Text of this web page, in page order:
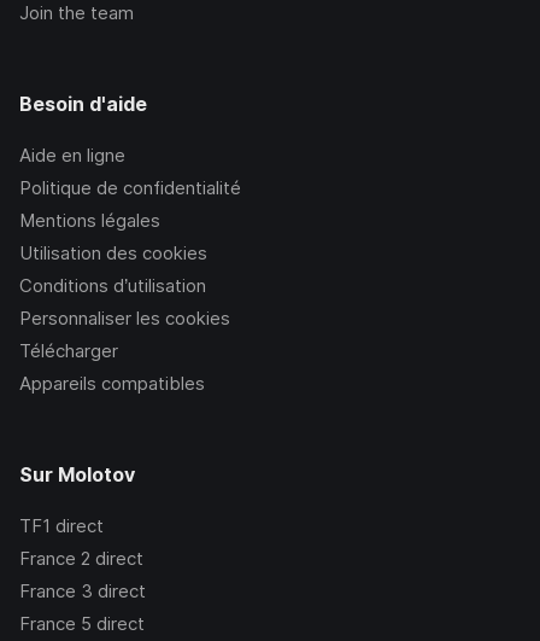
Join the team
Besoin d'aide
Aide en ligne
Politique de confidentialité
Mentions légales
Utilisation des cookies
Conditions d’utilisation
Personnaliser les cookies
Télécharger
Appareils compatibles
Sur Molotov
TF1 direct
France 2 direct
France 3 direct
France 5 direct